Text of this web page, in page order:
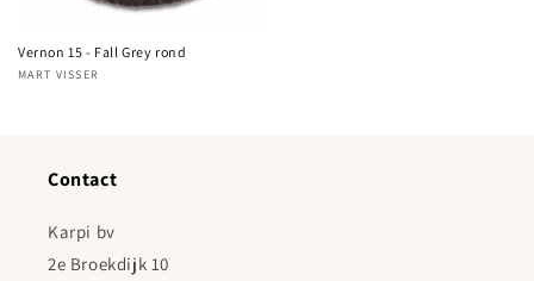
Vernon 15 - Fall Grey rond
Verkoper:
MART VISSER
Contact
Karpi bv
2e Broekdijk 10